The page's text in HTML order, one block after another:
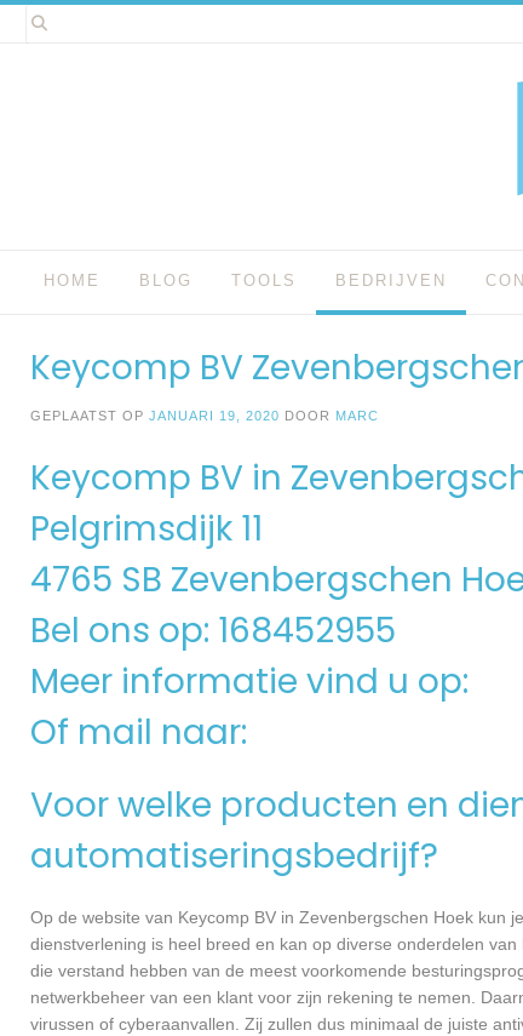
Spring
naar
HOME BLOG TOOLS BEDRIJVEN
Keycomp BV
GEPLAATST OP JANUARI 19, 2020 DOOR MARC
Keycomp BV in
Pelgrimsdijk 11
4765 SB Zevenbergschen
Bel ons op: 168452955
Meer informatie vind u op:
Of mail naar:
Voor welke producten en
automatiseringsbedrijf?
Op de website van Keycomp BV in Zevenbergschen Hoek kun
dienstverlening is heel breed en kan op diverse onderdelen
die verstand hebben van de meest voorkomende
netwerkbeheer van een klant voor zijn rekening te nemen.
virussen of cyberaanvallen. Zij zullen dus minimaal de juiste